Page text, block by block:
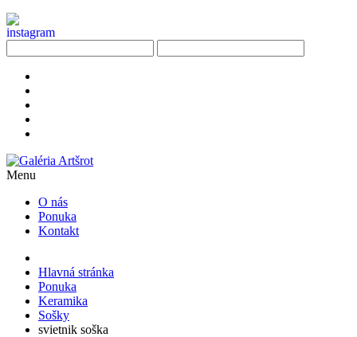
Menu
O nás
Ponuka
Kontakt
Hlavná stránka
Ponuka
Keramika
Sošky
svietnik soška